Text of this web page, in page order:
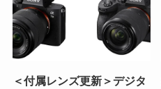
＜付属レンズ更新＞デジタ